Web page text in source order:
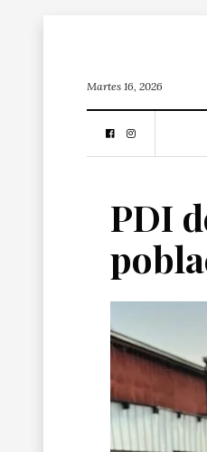
Martes 16, 2026
PDI